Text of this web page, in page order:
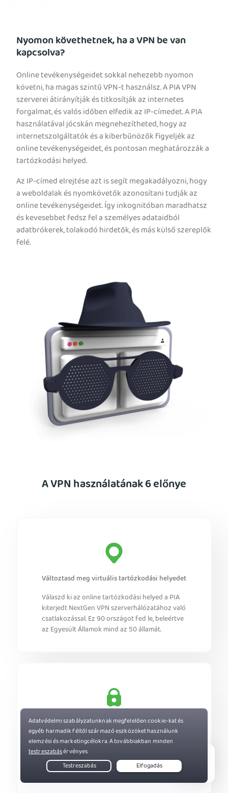
Nyomon követhetnek, ha a VPN be van
kapcsolva?
Online tevékenységeidet sokkal nehezebb nyomon
követni, ha magas szintű VPN-t használsz. A PIA VPN
szerverei átirányítják és titkosítják az internetes
forgalmat, és valós időben elfedik az IP-címedet. A PIA
használatával jócskán megnehezítheted, hogy az
internetszolgáltatók és a kiberbűnözők figyeljék az
online tevékenységeidet, és pontosan meghatározzák a
tartózkodási helyed.
Az IP-címed elrejtése azt is segít megakadályozni, hogy
a weboldalak és nyomkövetők azonosítani tudják az
online tevékenységeidet. Így inkognitóban maradhatsz
és kevesebbet fedsz fel a személyes adataidból
adatbrókerek, tolakodó hirdetők, és más külső szereplők
felé.
A VPN használatának 6 előnye
Változtasd meg virtuális tartózkodási helyedet
Válaszd ki az online tartózkodási helyed a PIA
kiterjedt NextGen VPN szerverhálózatához való
csatlakozással. Ez 90 országot fed le, beleértve
az Egyesült Államok mind az 50 államát.
Növeld az adatvédelmed
Rejtsd el az IP-címed az online
személyazonosságod védelméhez. Akadályozd
meg a weboldalak online nyomkövetését, és
élvezd a biztonságosabb böngészést.